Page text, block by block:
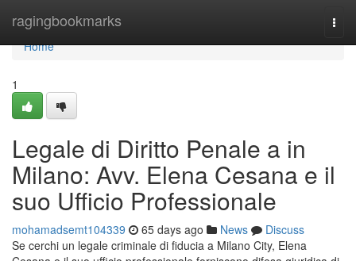
ragingbookmarks
Home
Home
1
Legale di Diritto Penale a in
Milano: Avv. Elena Cesana e il
suo Ufficio Professionale
mohamadsemt104339 65 days ago News
Discuss
Se cerchi un legale criminale di fiducia a Milano City, Elena